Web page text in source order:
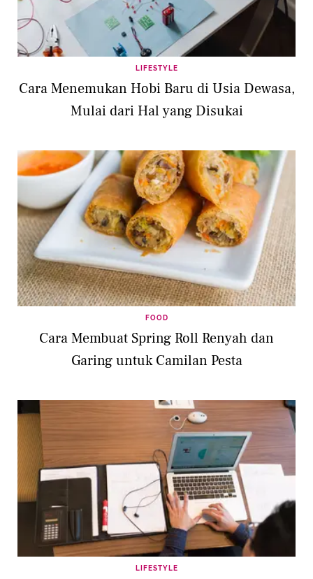
LIFESTYLE
Cara Menemukan Hobi Baru di Usia Dewasa,
Mulai dari Hal yang Disukai
FOOD
Cara Membuat Spring Roll Renyah dan
Garing untuk Camilan Pesta
LIFESTYLE